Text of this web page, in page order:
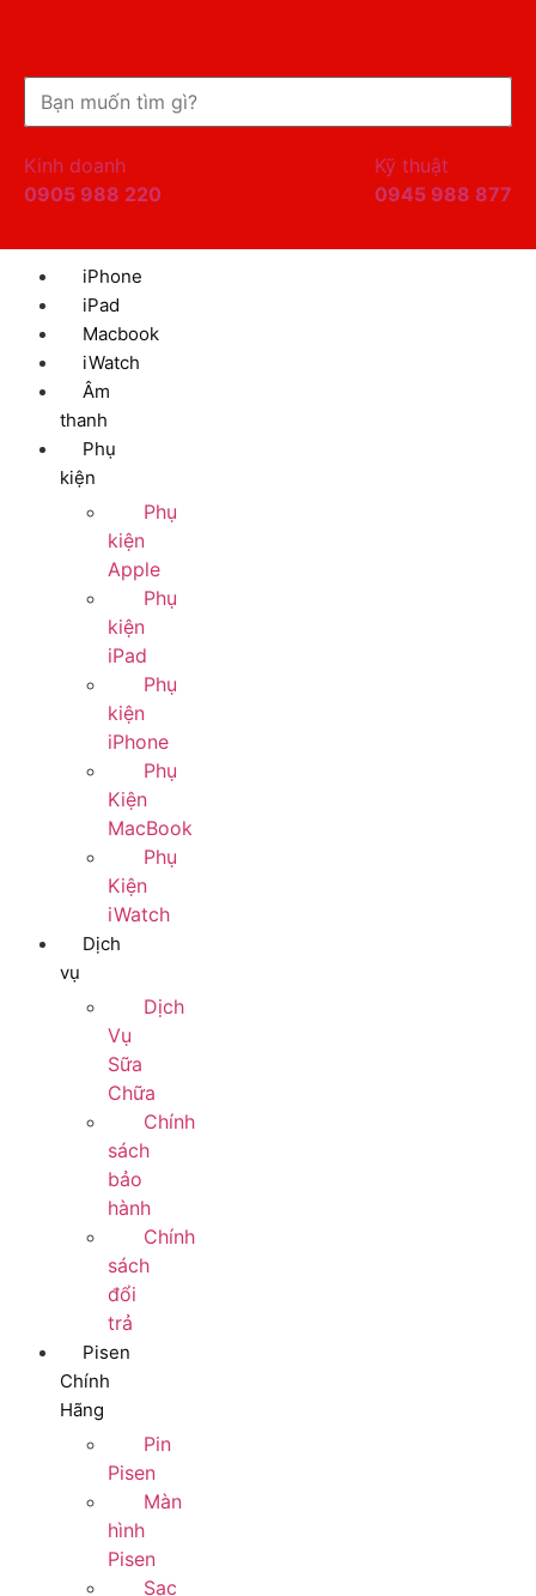
Kinh doanh
0905 988 220
Kỹ thuật
0945 988 877
iPhone
iPad
Macbook
iWatch
Âm
thanh
Phụ
kiện
Phụ
kiện
Apple
Phụ
kiện
iPad
Phụ
kiện
iPhone
Phụ
Kiện
MacBook
Phụ
Kiện
iWatch
Dịch
vụ
Dịch
Vụ
Sữa
Chữa
Chính
sách
bảo
hành
Chính
sách
đổi
trả
Pisen
Chính
Hãng
Pin
Pisen
Màn
hình
Pisen
Sạc